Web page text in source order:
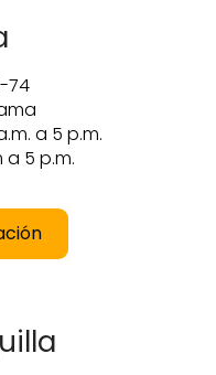
74
a 5 p.m.
a 5 p.m.